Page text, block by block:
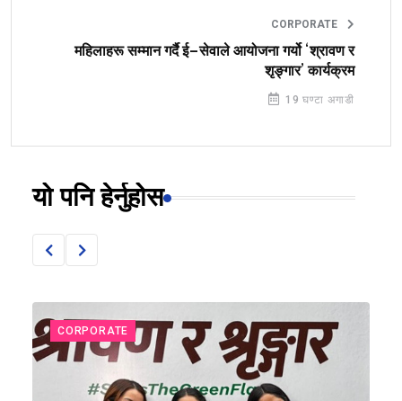
CORPORATE
महिलाहरू सम्मान गर्दै ई–सेवाले आयोजना गर्यो ‘श्रावण र
शृङ्गार’ कार्यक्रम
19 घण्टा अगाडी
यो पनि हेर्नुहोस
CORPORATE